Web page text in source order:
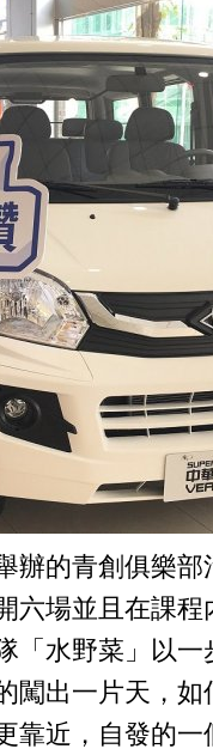
辦的青創俱樂部
六場並且在課
「水野菜」以
闖出一片天，
靠近，自發的